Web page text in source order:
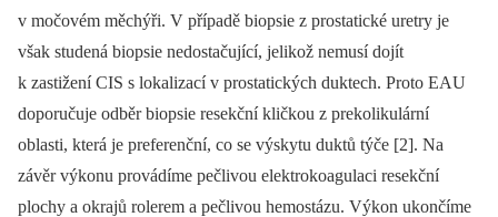
v močovém měchýři. V případě biopsie z prostatické uretry je
však studená biopsie nedostačující, jelikož nemusí dojít
k zastižení CIS s lokalizací v prostatických duktech. Proto EAU
doporučuje odběr biopsie resekční kličkou z prekolikulární
oblasti, která je preferenční, co se výskytu duktů týče [2]. Na
závěr výkonu provádíme pečlivou elektrokoagulaci resekční
plochy a okrajů rolerem a pečlivou hemostázu. Výkon ukončíme